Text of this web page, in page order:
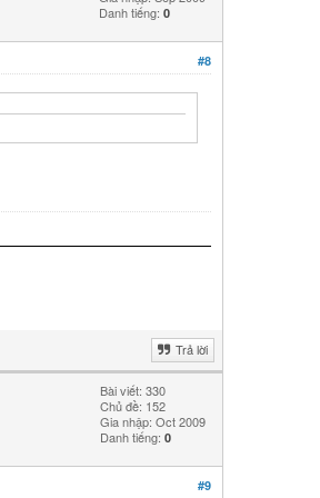
Danh tiếng: 0
#8
Trả lời
Bài viết: 330
Chủ đề: 152
Gia nhập: Oct 2009
Danh tiếng: 0
#9